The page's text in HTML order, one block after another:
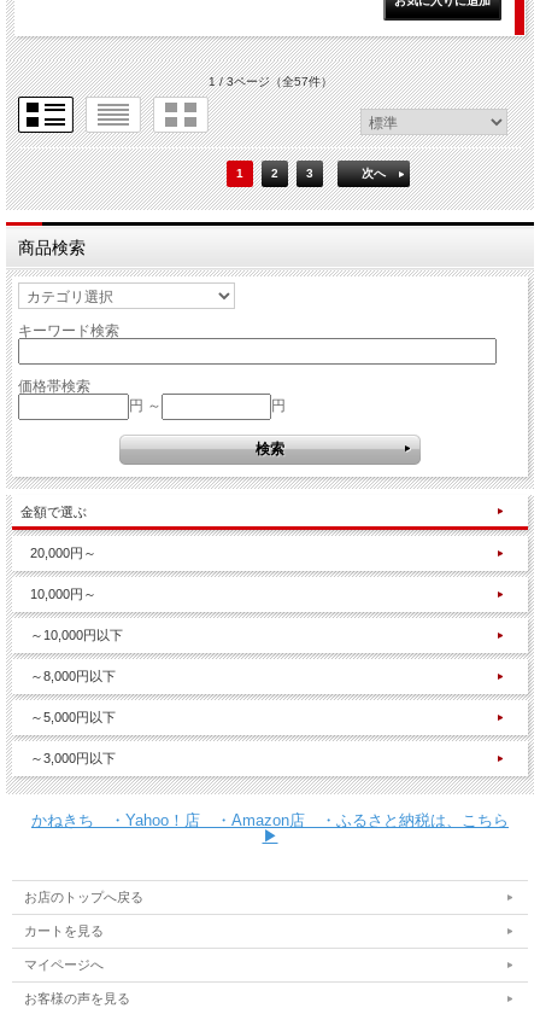
1 / 3ページ（全57件）
1 2 3 次へ
商品検索
キーワード検索
価格帯検索
円 ～
円
金額で選ぶ
20,000円～
10,000円～
～10,000円以下
～8,000円以下
～5,000円以下
～3,000円以下
かねきち ・Yahoo！店 ・Amazon店 ・ふるさと納税は、こちら
▶
お店のトップへ戻る
カートを見る
マイページへ
お客様の声を見る